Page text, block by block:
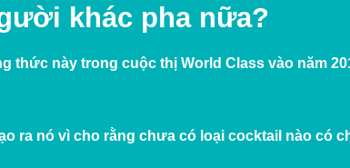
khác pha nữa?
thức này trong cuộc thị World Class vào năm
ra nó vì cho rằng chưa có loại cocktail nào có